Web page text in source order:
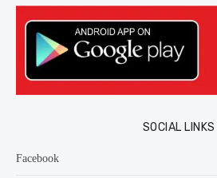
SOCIAL LINKS
Facebook